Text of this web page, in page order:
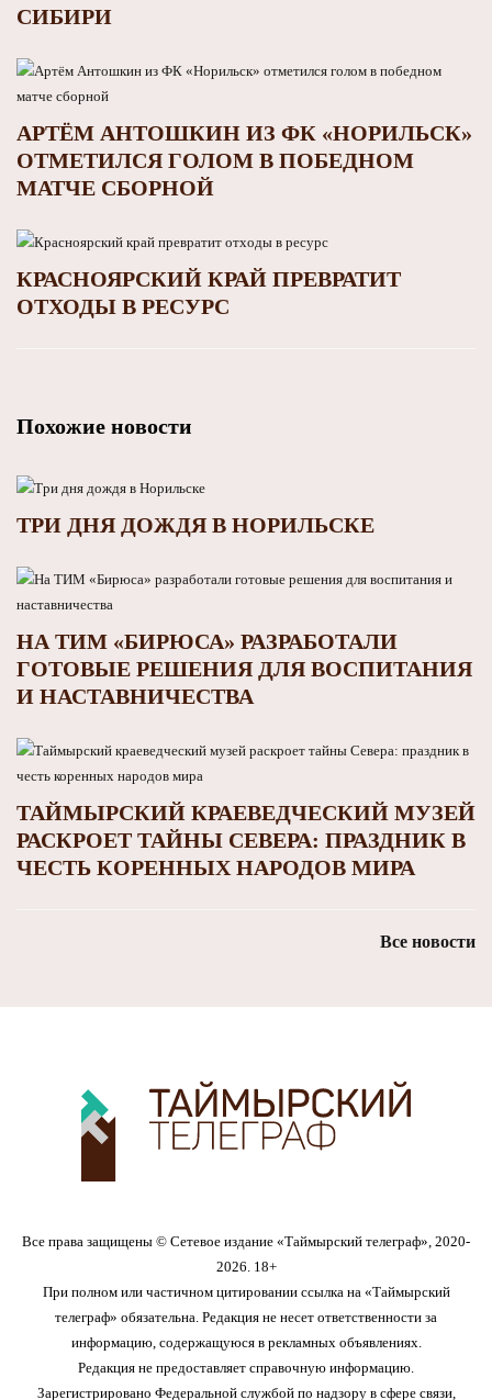
СИБИРИ
АРТЁМ АНТОШКИН ИЗ ФК «НОРИЛЬСК»
ОТМЕТИЛСЯ ГОЛОМ В ПОБЕДНОМ
МАТЧЕ СБОРНОЙ
КРАСНОЯРСКИЙ КРАЙ ПРЕВРАТИТ
ОТХОДЫ В РЕСУРС
Похожие новости
ТРИ ДНЯ ДОЖДЯ В НОРИЛЬСКЕ
НА ТИМ «БИРЮСА» РАЗРАБОТАЛИ
ГОТОВЫЕ РЕШЕНИЯ ДЛЯ ВОСПИТАНИЯ
И НАСТАВНИЧЕСТВА
ТАЙМЫРСКИЙ КРАЕВЕДЧЕСКИЙ МУЗЕЙ
РАСКРОЕТ ТАЙНЫ СЕВЕРА: ПРАЗДНИК В
ЧЕСТЬ КОРЕННЫХ НАРОДОВ МИРА
Все новости
Все права защищены © Сетевое издание «Таймырский телеграф», 2020-
2026. 18+
При полном или частичном цитировании ссылка на «Таймырский
телеграф» обязательна. Редакция не несет ответственности за
информацию, содержащуюся в рекламных объявлениях.
Редакция не предоставляет справочную информацию.
Зарегистрировано Федеральной службой по надзору в сфере связи,